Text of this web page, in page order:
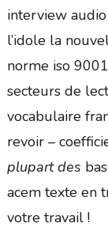
interview
l’idole la
norme iso
secteurs de
vocabulaire
revoir –
plupart des
acem texte en
votre travail !